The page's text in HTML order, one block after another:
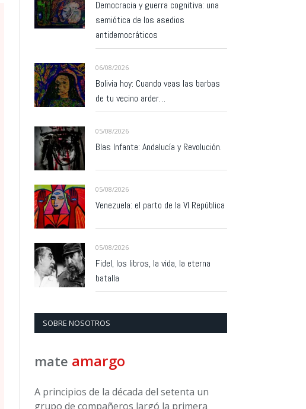
Democracia y guerra cognitiva: una
semiótica de los asedios
antidemocráticos
06/08/2026
Bolivia hoy: Cuando veas las barbas
de tu vecino arder…
05/08/2026
Blas Infante: Andalucía y Revolución.
05/08/2026
Venezuela: el parto de la VI República
05/08/2026
Fidel, los libros, la vida, la eterna
batalla
SOBRE NOSOTROS
mate amargo
A principios de la década del setenta un
grupo de compañeros largó la primera